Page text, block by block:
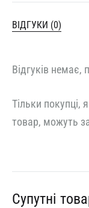
ВІДГУКИ (0)
Відгуків немає,
Тільки покупці,
товар, можуть
Супутні